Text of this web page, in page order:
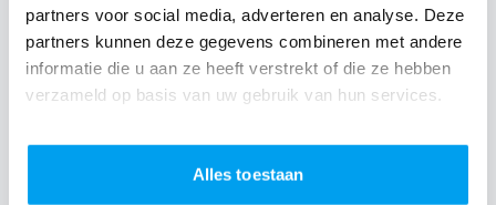
partners voor social media, adverteren en analyse. Deze
partners kunnen deze gegevens combineren met andere
informatie die u aan ze heeft verstrekt of die ze hebben
verzameld op basis van uw gebruik van hun services.
Alles toestaan
Goede recensies en website zag er
professioneel uit. De communicatie op
voorhand en tijdens het feest was perfect. Het
feest was helemaal naar onze zin. We hebben
een uitgesproken muziek stijl (zoals DJ Rens
hebben helemaal naar onze smaak de muziek
gedraaid en toch iedereen op de dansvloer